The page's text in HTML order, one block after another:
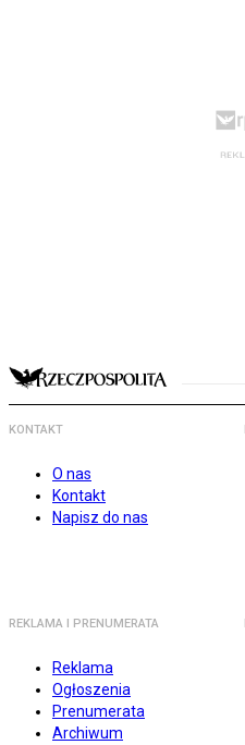
KONTAKT
O nas
Kontakt
Napisz do nas
REKLAMA I PRENUMERATA
Reklama
Ogłoszenia
Prenumerata
Archiwum